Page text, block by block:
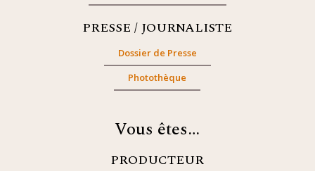
PRESSE / JOURNALISTE
Dossier de Presse
Photothèque
Vous êtes…
PRODUCTEUR